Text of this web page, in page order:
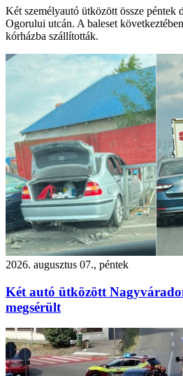
Két személyautó ütközött össze péntek
Ogorului utcán. A baleset
kórházba szállították.
2026. augusztus 07., péntek
Két autó ütközött
megsérült